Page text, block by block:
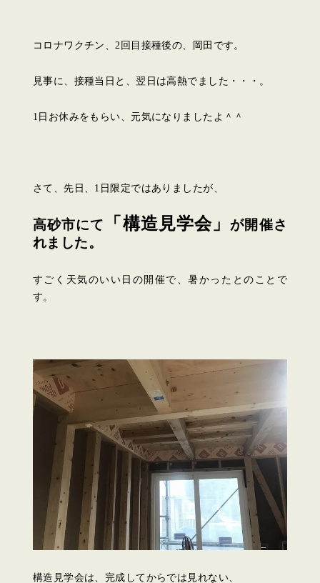
コロナワクチン、2回目接種後の、岡田です。
見事に、接種当日と、翌日は高熱でました・・・。
1日お休みをもらい、元気になりましたよ＾＾
さて、先日、1日限定ではありましたが、
高砂市にて 「構造見学会」が開催さ
れました。
すごく天気のいい日の開催で、暑かったとのことで
す。
構造見学会は、完成してからでは見れない、